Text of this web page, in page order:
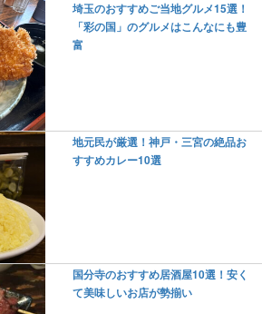
埼玉のおすすめご当地グルメ15選！
「彩の国」のグルメはこんなにも豊
富
地元民が厳選！神戸・三宮の絶品お
すすめカレー10選
国分寺のおすすめ居酒屋10選！安く
て美味しいお店が勢揃い